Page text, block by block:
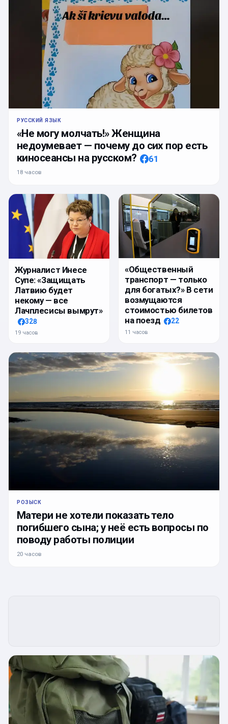
РУССКИЙ ЯЗЫК
«Не могу молчать!» Женщина
недоумевает — почему до сих пор есть
киносеансы на русском?
61
18 часов
Журналист Инесе
Супе: «Защищать
Латвию будет
некому — все
Лачплесисы вымрут»
328
19 часов
«Общественный
транспорт — только
для богатых?» В сети
возмущаются
стоимостью билетов
на поезд
22
11 часов
РОЗЫСК
Матери не хотели показать тело
погибшего сына; у неё есть вопросы по
поводу работы полиции
20 часов